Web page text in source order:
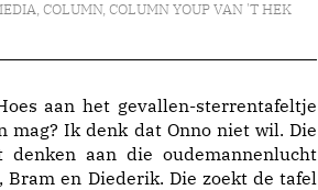
,COLUMN,COLUMN YOUP VAN 'T HEK
aan het gevallen-sterrentafeltje
mag? Ik denk dat Onno niet wil. Die
denken aan die oudemannenlucht
Bram en Diederik. Die zoekt de tafel